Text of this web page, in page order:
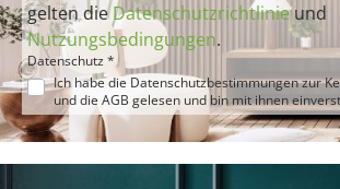
gelten dieDatenschutzrichtlinieund
Nutzungsbedingungen.
Datenschutz *
Ich habe die Datenschutzbestimmungenzur
und die AGB gelesen und bin mit ihnen